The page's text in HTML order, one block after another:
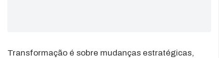
Transformação é sobre mudanças estratégicas,